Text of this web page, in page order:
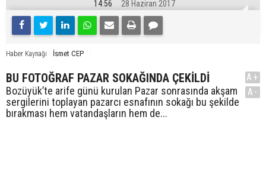
14:56 28 Haziran 2017
Haber Kaynağı İsmet CEP
BU FOTOĞRAF PAZAR SOKAĞINDA ÇEKİLDİ
Bozüyük’te arife günü kurulan Pazar sonrasında akşam
sergilerini toplayan pazarcı esnafının sokağı bu şekilde
bırakması hem vatandaşların hem de...
A+
A-